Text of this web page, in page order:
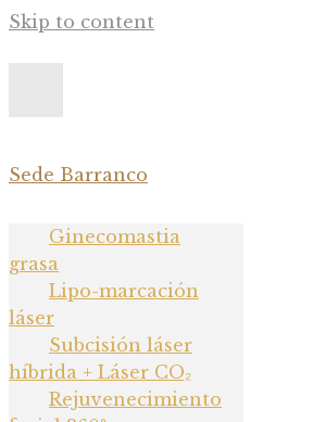
Skip to content
Ginecomastia grasa
Lipo-marcación láser
Subcisión láser híbrida +
Láser CO₂
Rejuvenecimiento facial
Sede Barranco
Ginecomastia
grasa
Lipo-marcación
láser
Subcisión láser
híbrida + Láser CO₂
Rejuvenecimiento